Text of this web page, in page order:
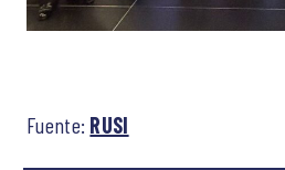
Fuente: RUSI